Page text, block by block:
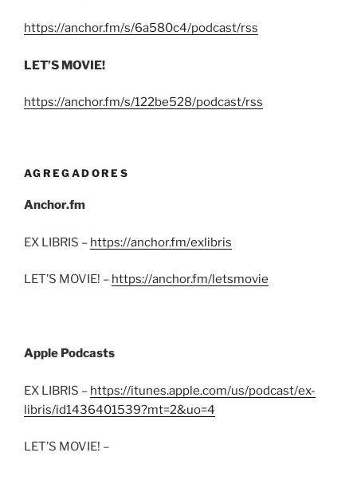
https://anchor.fm/s/6a580c4/podcast/rss
LET’S MOVIE!
https://anchor.fm/s/122be528/podcast/rss
AGREGADORES
Anchor.fm
EX LIBRIS – https://anchor.fm/exlibris
LET’S MOVIE! – https://anchor.fm/letsmovie
Apple Podcasts
EX LIBRIS – https://itunes.apple.com/us/podcast/ex-
libris/id1436401539?mt=2&uo=4
LET’S MOVIE! –